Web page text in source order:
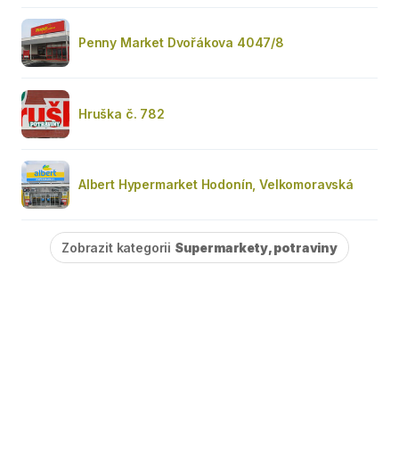
Penny Market Dvořákova 4047/8
Hruška č. 782
Albert Hypermarket Hodonín, Velkomoravská
Zobrazit kategorii Supermarkety, potraviny